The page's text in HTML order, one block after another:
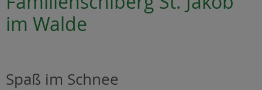
im Walde
Spaß im Schnee